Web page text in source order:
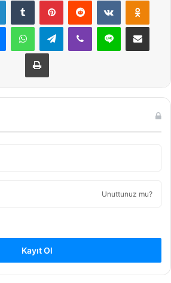
MessengerWhatsAppTelegramViber Line E-Posta ile
Yazdır
Unuttunuz mu?
Kayıt Ol